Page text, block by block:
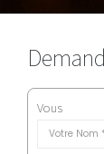
Vous